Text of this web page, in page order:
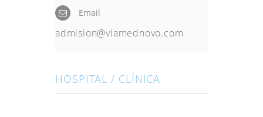
Email
admision@viamednovo.com
HOSPITAL / CLÍNICA